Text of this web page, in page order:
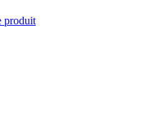
produit